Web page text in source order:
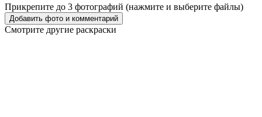
Прикрепите до 3 фотографий (нажмите и выберите файлы)
Смотрите другие раскраски